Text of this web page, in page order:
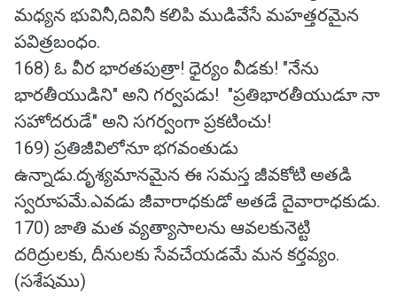
మధ్యన భువినీ,దివినీ కలిపి ముడివేసే మహత్తరమైన
పవిత్రబంధం.
168) ఓ వీర భారతపుత్రా! ధైర్యం వీడకు! "నేను
భారతీయుడిని" అని గర్వపడు! "ప్రతిభారతీయుడూ నా
సహోదరుడే" అని సగర్వంగా ప్రకటించు!
169) ప్రతిజీవిలోనూ భగవంతుడు
ఉన్నాడు.దృశ్యమానమైన ఈ సమస్త జీవకోటి అతడి
స్వరూపమే.ఎవడు జీవారాధకుడో అతడే దైవారాధకుడు.
170) జాతి మత వ్యత్యాసాలను ఆవలకునెట్టి
దరిద్రులకు, దీనులకు సేవచేయడమే మన కర్తవ్యం.
(సశేషము)